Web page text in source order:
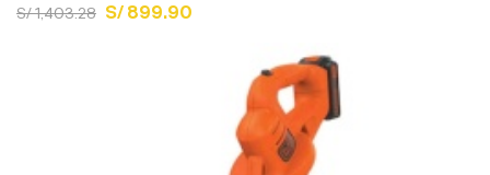
S/ 1,403.28 S/ 899.90